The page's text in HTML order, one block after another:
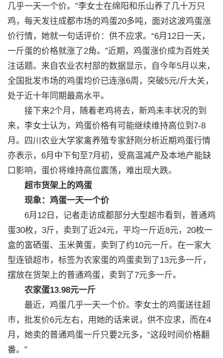
几乎一天一个价。”李女士在绵阳和乐山养了几十万只
鸡，每天发往成都市场的鸡蛋20多吨，面对这波鸡蛋涨
价行情，她就一句话评价：供不应求。“6月12日一天，
一斤蛋的价格就涨了2角。”近期，鸡蛋涨价成为百姓关
注话题。来自农业农村部的数据显示，自今年5月以来，
全国批发市场的鸡蛋均价已连涨6周，突破5元/斤大关，
处于近十年同期最高水平。
接下来2个月，随着老鸡将去，新鸡未丰状况的到
来，李女士认为，鸡蛋价格有可能继续维持高位到7-8
月。四川农业大学家禽养殖专家舒刚分析近期鸡蛋行情
亦表示，6月中下旬至7月初，受高温减产及本地产能缺
口影响，蛋价将维持高位震荡，难出现大跌。
超市货架上的鸡蛋
现象：鸡蛋一天一个价
6月12日，记者走访成都部分大型超市看到，普通鸡
蛋30枚，3斤，卖到了近24元，平均一斤近8元，20枚一
盒的富硒蛋、玉米黄蛋，卖到了约10元一斤。在一家大
型连锁超市，标签为农家蛋的鸡蛋卖到了13元多一斤，
摆放在货架上的普通鸡蛋，卖到了7元多一斤。
农家蛋13.98元一斤
最近，鸡蛋几乎一天一个价。李女士的鸡蛋送往超
市，批发价6元左右，用她的话来说，供不应求，而在4
月，她卖的普通鸡蛋一斤只要2元多，“这段时间价格翻
番。”